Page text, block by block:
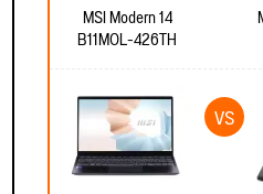
MSI Modern 14
B11MOL-426TH